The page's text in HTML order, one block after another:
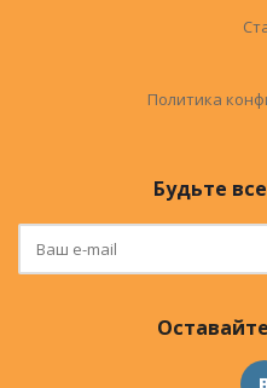
Политика
Будьте